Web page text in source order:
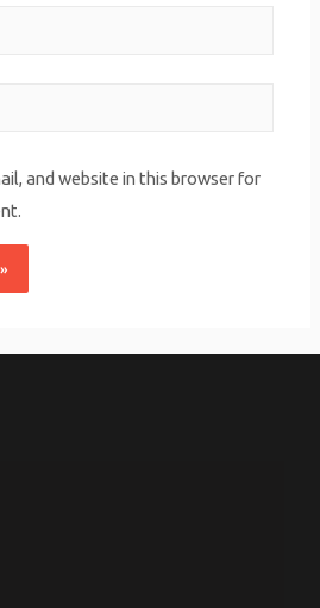
and website in this browser for